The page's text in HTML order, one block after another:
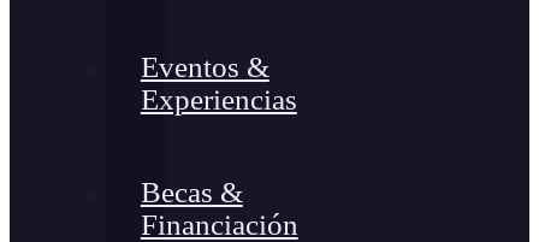
Eventos &
Experiencias
Becas &
Financiación